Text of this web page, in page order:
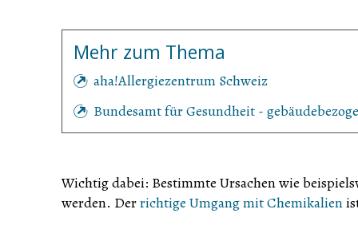
Mehr zum Thema
aha!Allergiezentrum Schweiz
Bundesamt für Gesundheit -
Wichtig dabei: Bestimmte Ursachen wie
werden. Derrichtige Umgang mit Chemikalien